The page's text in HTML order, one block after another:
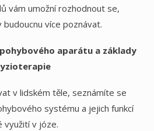
vám umožní rozhodnout se,
více poznávat.
aparátu a základy
v lidském těle, seznámíte se
systému a jejich funkcí
využití v józe.